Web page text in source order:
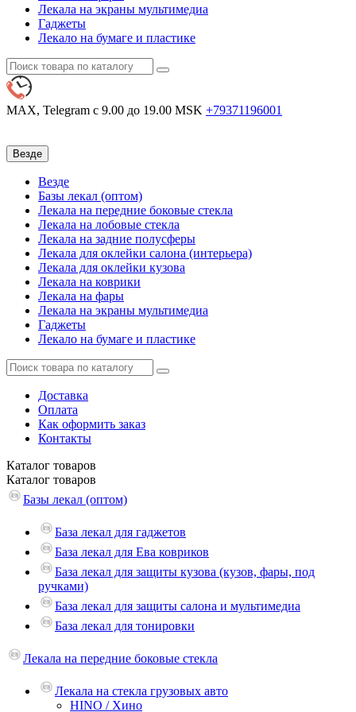
Лекала на экраны мультимедиа
Гаджеты
Лекало на бумаге и пластике
MAX, Telegram с 9.00 до 19.00 MSK +79371196001
Везде
Везде
Базы лекал (оптом)
Лекала на передние боковые стекла
Лекала на лобовые стекла
Лекала на задние полусферы
Лекала для оклейки салона (интерьера)
Лекала для оклейки кузова
Лекала на коврики
Лекала на фары
Лекала на экраны мультимедиа
Гаджеты
Лекало на бумаге и пластике
Доставка
Оплата
Как оформить заказ
Контакты
Каталог товаров
Каталог товаров
Базы лекал (оптом)
База лекал для гаджетов
База лекал для Ева ковриков
База лекал для защиты кузова (кузов, фары, под
ручками)
База лекал для защиты салона и мультимедиа
База лекал для тонировки
Лекала на передние боковые стекла
Лекала на стекла грузовых авто
HINO / Хино